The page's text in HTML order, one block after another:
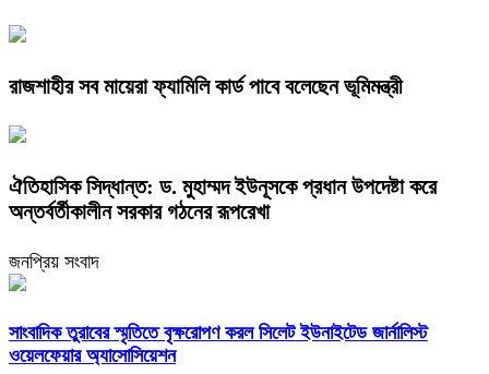
রাজশাহীর সব মায়েরা ফ্যামিলি কার্ড পাবে বলেছেন ভূমিমন্ত্রী
ঐতিহাসিক সিদ্ধান্ত: ড. মুহাম্মদ ইউনূসকে প্রধান উপদেষ্টা করে
অন্তর্বর্তীকালীন সরকার গঠনের রূপরেখা
জনপ্রিয় সংবাদ
সাংবাদিক তুরাবের স্মৃতিতে বৃক্ষরোপণ করল সিলেট ইউনাইটেড জার্নালিস্ট
ওয়েলফেয়ার অ্যাসোসিয়েশন